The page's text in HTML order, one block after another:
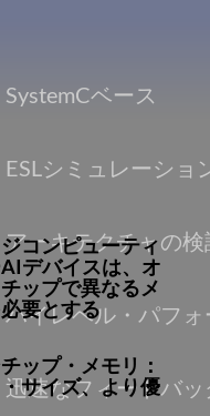
SystemCベース
ESLシミュレーショ
アーキテクチャの検
ハイレベル・パフ
迅速なフィードバ
コンピューティ
デバイスは、オ
ップで異なるメ
要とする
ップ・メモリ：
サイズ、より優